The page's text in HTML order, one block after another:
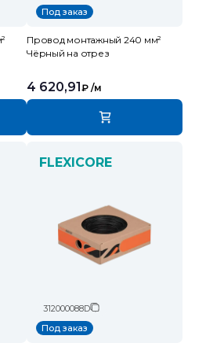
Под заказ
Провод монтажный 240 мм²
Чёрный на отрез
4 620,91 ₽ /м
FLEXICORE
312000088D
Под заказ